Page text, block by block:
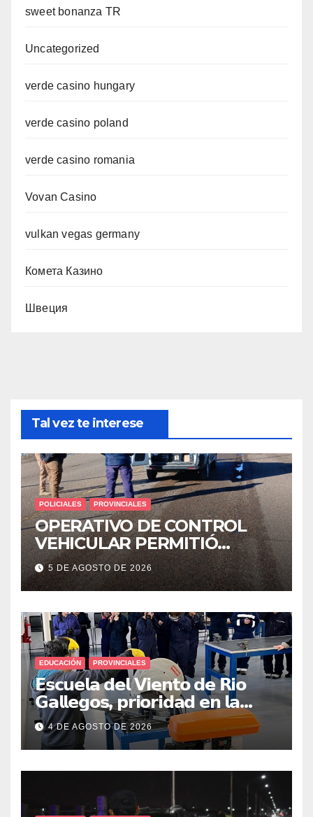
sweet bonanza TR
Uncategorized
verde casino hungary
verde casino poland
verde casino romania
Vovan Casino
vulkan vegas germany
Комета Казино
Швеция
Tal vez te interese
POLICIALES PROVINCIALES
OPERATIVO DE CONTROL
VEHICULAR PERMITIÓ
LOCALIZAR A UN HOMBRE
CON PEDIDO DE PARADERO
5 DE AGOSTO DE 2026
EDUCACIÓN PROVINCIALES
𝗘𝘀𝗰𝘂𝗲𝗹𝗮 𝗱𝗲𝗹 𝗩𝗶𝗲𝗻𝘁𝗼 𝗱𝗲 𝗥𝗶𝗼
𝗚𝗮𝗹𝗹𝗲𝗴𝗼𝘀, 𝗽𝗿𝗶𝗼𝗿𝗶𝗱𝗮𝗱 𝗲𝗻 𝗹𝗮
𝘀𝗲𝗴𝘂𝗿𝗶𝗱𝗮𝗱: 𝗖𝗹𝗮𝘃𝗲 𝗲𝗻 𝗲𝗹 𝗶𝗻𝗶𝗰𝗶𝗼
𝗱𝗲 𝗹𝗼𝘀 𝘁𝗮𝗹𝗹𝗲𝗿𝗲𝘀 𝗶𝗻𝗱𝘂𝘀𝘁𝗿𝗶𝗮𝗹𝗲𝘀
4 DE AGOSTO DE 2026